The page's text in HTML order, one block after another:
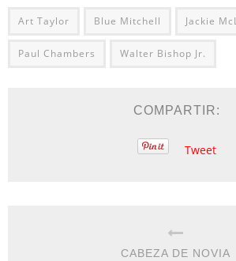
Art Taylor Blue Mitchell Jackie
Paul Chambers Walter Bishop Jr.
COMPARTIR:
Tweet
CABEZA DE NOVIA